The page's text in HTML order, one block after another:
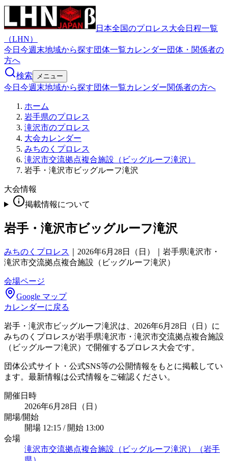
日本全国のプロレス大会日程一覧
（LHN）
今日 今週末地域から探す団体一覧カレンダー団体・関係者の
方へ
検索
メニュー
今日 今週末地域から探す団体一覧カレンダー関係者の方へ
ホーム
岩手県のプロレス
滝沢市のプロレス
大会カレンダー
みちのくプロレス
滝沢市交流拠点複合施設（ビッグルーフ滝沢）
岩手・滝沢市ビッグルーフ滝沢
大会情報
掲載情報について
岩手・滝沢市ビッグルーフ滝沢
みちのくプロレス
2026年6月28日（日）｜岩手県滝沢市・
滝沢市交流拠点複合施設（ビッグルーフ滝沢）
会場ページ
Google マップ
カレンダーに戻る
岩手・滝沢市ビッグルーフ滝沢は、2026年6月28日（日）に
みちのくプロレスが岩手県滝沢市・滝沢市交流拠点複合施設
（ビッグルーフ滝沢）で開催するプロレス大会です。
団体公式サイト・公式SNS等の公開情報をもとに掲載してい
ます。最新情報は公式情報をご確認ください。
開催日時
2026年6月28日（日）
開場/開始
開場 12:15 / 開始 13:00
会場
滝沢市交流拠点複合施設（ビッグルーフ滝沢）（岩手